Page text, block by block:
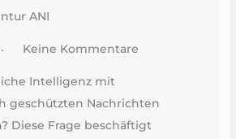
ANI
Keine Kommentare
Intelligenz mit
geschützten Nachrichten
Diese Frage beschäftigt